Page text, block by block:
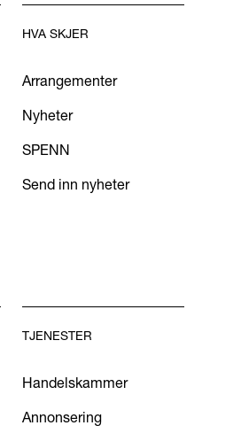
HVA SKJER
Arrangementer
Nyheter
SPENN
Send inn nyheter
TJENESTER
Handelskammer
Annonsering